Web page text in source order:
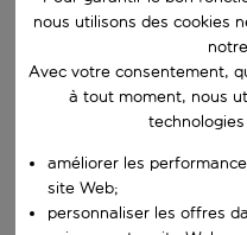
Commencez à taper pour la
Choisissez votre
Choisissez vos dates
Quand
Qui
nous utilisons des cookies
Avec votre consentement,
à tout moment, nous
améliorer les
site Web;
personnaliser les offres